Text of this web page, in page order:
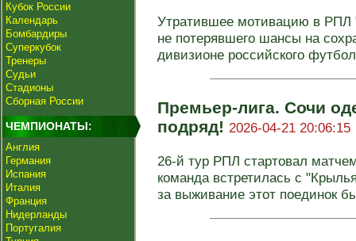
Кубок России
Календарь
Бомбардиры
Суперкубок
Тренеры
Судьи
Стадионы
Сборная России
ЧЕМПИОНАТЫ:
Англия
Германия
Испания
Италия
Франция
Нидерланды
Португалия
Утратившее мотивацию в
не потерявшего шансы на
дивизионе российского
Премьер-лига. Сочи
подряд! 2026-04-21 20:06:15
26-й тур РПЛ стартовал
команда встретилась с
за выживание этот поединок